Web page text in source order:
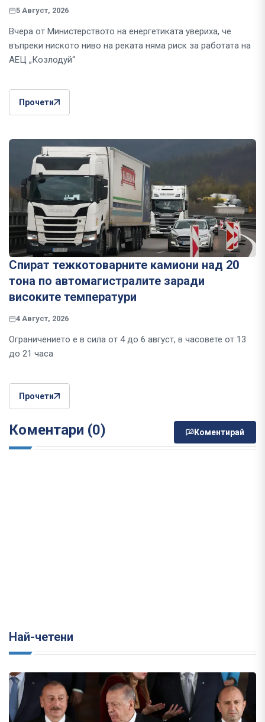
5 Август, 2026
Вчера от Министерството на енергетиката увериха, че
въпреки ниското ниво на реката няма риск за работата на
АЕЦ „Козлодуй“
Прочети
Спират тежкотоварните камиони над 20
тона по автомагистралите заради
високите температури
4 Август, 2026
Ограничението е в сила от 4 до 6 август, в часовете от 13
до 21 часа
Прочети
Коментари (0) Коментирай
Най-четени